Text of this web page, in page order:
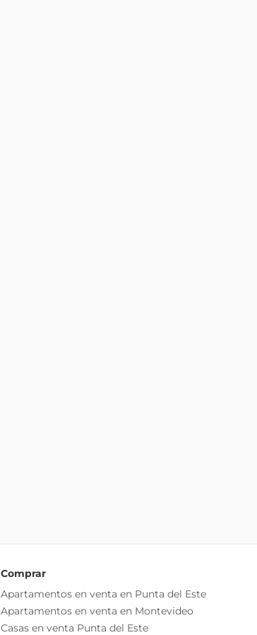
Comprar
Apartamentos en venta en Punta del Este
Apartamentos en venta en Montevideo
Casas en venta Punta del Este